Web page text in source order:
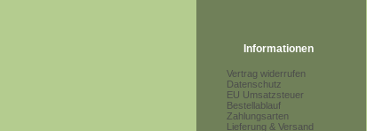
Informationen
Vertrag widerrufen
Datenschutz
EU Umsatzsteuer
Bestellablauf
Zahlungsarten
Lieferung & Versand